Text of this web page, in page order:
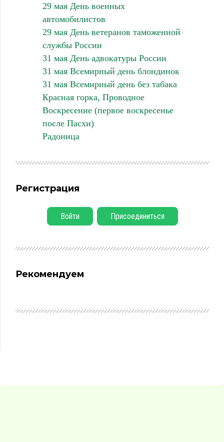
29 мая День военных
автомобилистов
29 мая День ветеранов таможенной
службы России
31 мая День адвокатуры России
31 мая Всемирный день блондинок
31 мая Всемирный день без табака
Красная горка, Проводное
Воскресение (первое воскресенье
после Пасхи)
Радоница
Регистрация
Войти Присоединиться
Рекомендуем